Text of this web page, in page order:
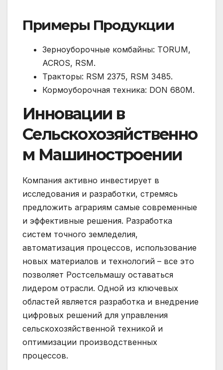
Примеры Продукции
Зерноуборочные комбайны: TORUM,
ACROS, RSM.
Тракторы: RSM 2375, RSM 3485.
Кормоуборочная техника: DON 680M.
Инновации в
Сельскохозяйственно
м Машиностроении
Компания активно инвестирует в
исследования и разработки, стремясь
предложить аграриям самые современные
и эффективные решения. Разработка
систем точного земледелия,
автоматизация процессов, использование
новых материалов и технологий – все это
позволяет Ростсельмашу оставаться
лидером отрасли. Одной из ключевых
областей является разработка и внедрение
цифровых решений для управления
сельскохозяйственной техникой и
оптимизации производственных
процессов.